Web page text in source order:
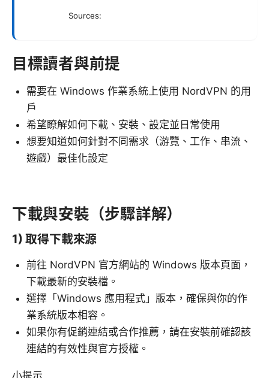
Sources:
目標讀者與前提
需要在 Windows 作業系統上使用 NordVPN 的用
戶
希望瞭解如何下載、安裝、設定並日常使用
想要知道如何針對不同需求（游覽、工作、串流、
遊戲）最佳化設定
下載與安裝（步驟詳解）
1) 取得下載來源
前往 NordVPN 官方網站的 Windows 版本頁面，
下載最新的安裝檔。
選擇「Windows 應用程式」版本，確保與你的作
業系統版本相容。
如果你有促銷連結或合作推薦，請在安裝前確認該
連結的有效性與官方授權。
小提示